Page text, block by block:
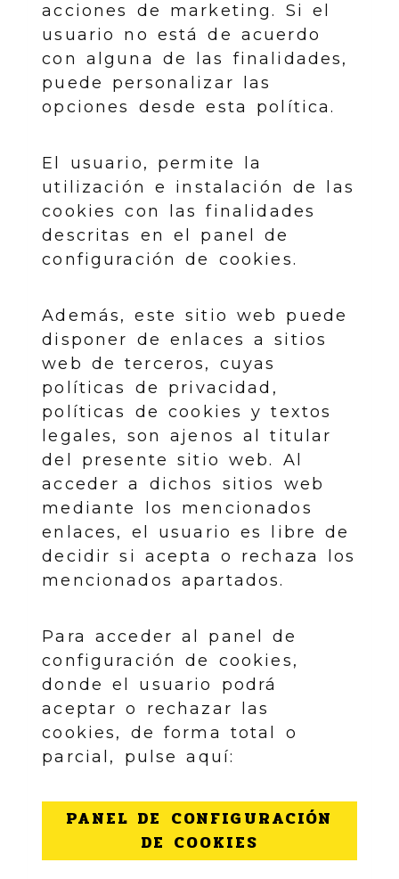
acciones de marketing. Si el
usuario no está de acuerdo
con alguna de las finalidades,
puede personalizar las
opciones desde esta política.
El usuario, permite la
utilización e instalación de las
cookies con las finalidades
descritas en el panel de
configuración de cookies.
Además, este sitio web puede
disponer de enlaces a sitios
web de terceros, cuyas
políticas de privacidad,
políticas de cookies y textos
legales, son ajenos al titular
del presente sitio web. Al
acceder a dichos sitios web
mediante los mencionados
enlaces, el usuario es libre de
decidir si acepta o rechaza los
mencionados apartados.
Para acceder al panel de
configuración de cookies,
donde el usuario podrá
aceptar o rechazar las
cookies, de forma total o
parcial, pulse aquí:
PANEL DE CONFIGURACIÓN
DE COOKIES